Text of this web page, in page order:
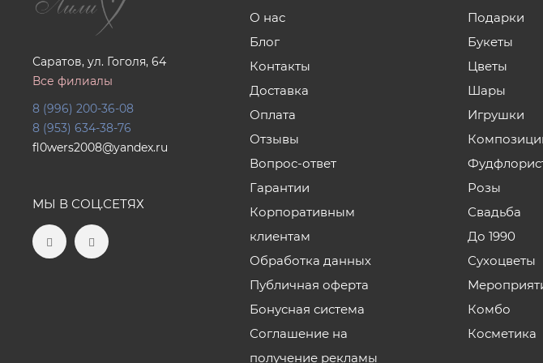
Саратов, ул. Гоголя, 64
Все филиалы
8 (996) 200-36-08
8 (953) 634-38-76
fl0wers2008@yandex.ru
МЫ В СОЦ.СЕТЯХ
О нас
Блог
Контакты
Доставка
Оплата
Отзывы
Вопрос-ответ
Гарантии
Корпоративным
клиентам
Обработка данных
Публичная оферта
Бонусная система
Соглашение на
получение рекламы
Подарки
Букеты
Цветы
Шары
Игрушки
Розы
Свадьба
До 1990
Сухоцветы
Комбо
Косметика